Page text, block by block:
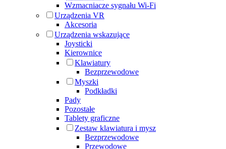
Wzmacniacze sygnału Wi-Fi
Urządzenia VR
Akcesoria
Urządzenia wskazujące
Joysticki
Kierownice
Klawiatury
Bezprzewodowe
Myszki
Podkładki
Pady
Pozostałe
Tablety graficzne
Zestaw klawiatura i mysz
Bezprzewodowe
Przewodowe